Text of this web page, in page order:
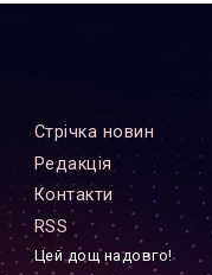
Стрiчка новин
Редакцiя
Контакти
RSS
Цей дощ надовго!